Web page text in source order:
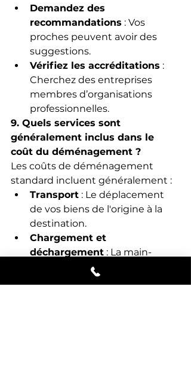
Demandez des
recommandations : Vos
proches peuvent avoir des
suggestions.
Vérifiez les accréditations :
Cherchez des entreprises
membres d’organisations
professionnelles.
9. Quels services sont
généralement inclus dans le
coût du déménagement ?
Les coûts de déménagement
standard incluent généralement :
Transport : Le déplacement
de vos biens de l'origine à la
destination.
Chargement et
déchargement : La main-
d'œuvre pour déplacer les